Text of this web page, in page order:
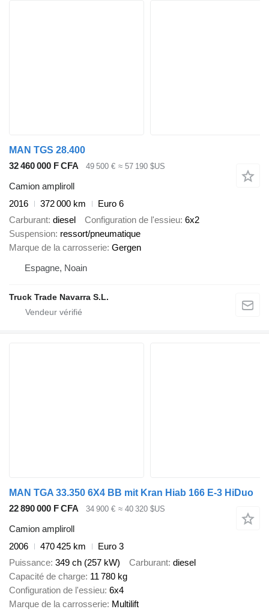
MAN TGS 28.400
32 460 000 F CFA
49 500 € ≈ 57 190 $US
Camion ampliroll
2016
372 000 km
Euro 6
Carburant diesel Configuration de l'essieu 6x2
Suspension ressort/pneumatique
Marque de la carrosserie Gergen
Espagne, Noain
Truck Trade Navarra S.L.
MAN TGA 33.350 6X4 BB mit Kran Hiab 166 E-3 HiDuo
22 890 000 F CFA
34 900 € ≈ 40 320 $US
Camion ampliroll
2006
470 425 km
Euro 3
Puissance 349 ch (257 kW) Carburant diesel
Capacité de charge 11 780 kg
Configuration de l'essieu 6x4
Marque de la carrosserie Multilift